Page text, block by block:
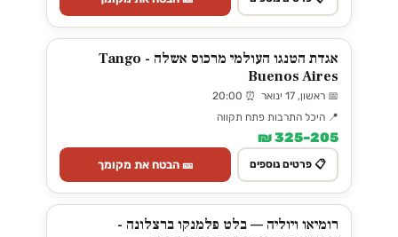
אגדת הטנגו העולמי מרכוס אשלה - Tango
Buenos Aires
📅 ראשון, 17 ינואר ⏰ 20:00
📍 היכל התרבות פתח תקווה
205–325 ₪
📋 פרטים נוספים 🎫 הבטח את מקומך
רומיאו ויוליה — בלט פלמנקו ברצלונה -